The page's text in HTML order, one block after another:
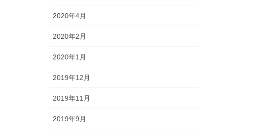
2020年4月
2020年2月
2020年1月
2019年12月
2019年11月
2019年9月